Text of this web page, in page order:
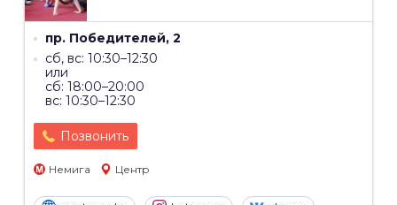
пр. Победителей, 2
сб, вс: 10:30–12:30
или
сб: 18:00–20:00
вс: 10:30–12:30
Позвонить
Немига Центр